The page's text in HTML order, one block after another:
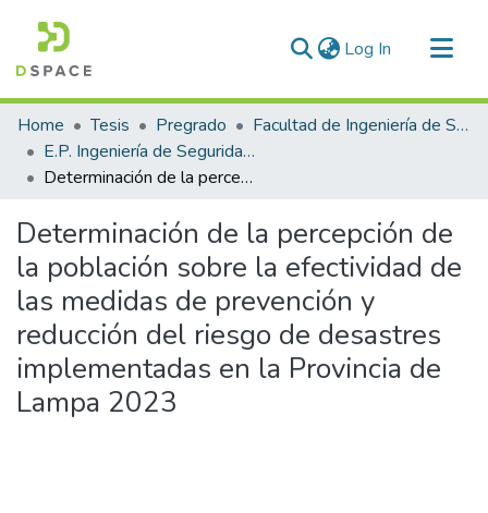
Log In (current)
Communities & Collections
All of DSpace
Statistics
Home Tesis Pregrado
Facultad de Ingeniería de Sistemas
E.P. Ingeniería de Seguridad y Gestión Minera
Determinación de la percepción de la población sobre la efectividad de las medidas de prevención y reducción del riesgo de desastres implementadas en la Provincia de Lampa 2023
Determinación de la percepción de
la población sobre la efectividad de
las medidas de prevención y
reducción del riesgo de desastres
implementadas en la Provincia de
Lampa 2023